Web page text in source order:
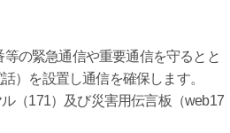
の緊急通信や重要通信を守るとと
）を設置し通信を確保します。
（171）及び災害用伝言板（web17